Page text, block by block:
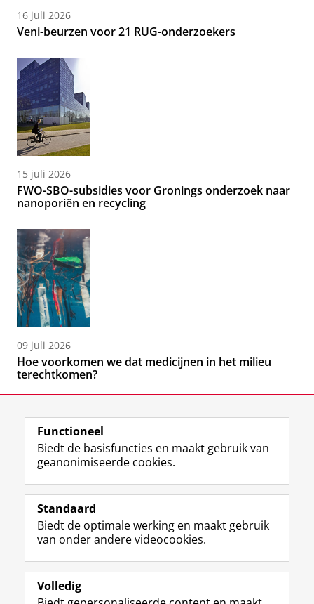
16 juli 2026
Veni-beurzen voor 21 RUG-onderzoekers
15 juli 2026
FWO-SBO-subsidies voor Gronings onderzoek naar
nanoporiën en recycling
09 juli 2026
Hoe voorkomen we dat medicijnen in het milieu
terechtkomen?
Volg de RUG
F
a
e
b
o
p
L
i
k
e
I
-
R
S
-
f
e
R
I
n
t
r
m
Y
o
T
e
k
Studiekiezers
Alumni
Functioneel
Biedt de basisfuncties en maakt gebruik van
geanonimiseerde cookies.
Standaard
Biedt de optimale werking en maakt gebruik
van onder andere videocookies.
Volledig